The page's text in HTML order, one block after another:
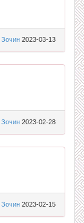
Зочин 2023-03-13
Зочин 2023-02-28
Зочин 2023-02-15